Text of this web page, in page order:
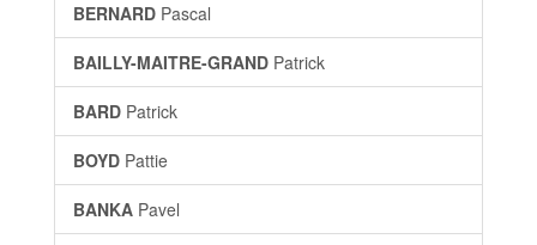
BERNARD Pascal
BAILLY-MAITRE-GRAND Patrick
BARD Patrick
BOYD Pattie
BANKA Pavel